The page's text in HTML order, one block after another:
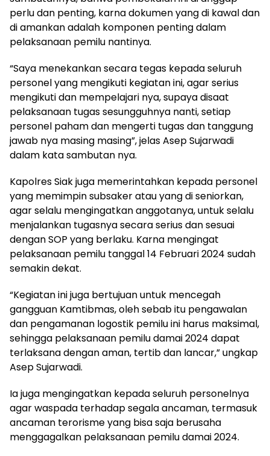
perlu dan penting, karna dokumen yang di kawal dan
di amankan adalah komponen penting dalam
pelaksanaan pemilu nantinya.
“Saya menekankan secara tegas kepada seluruh
personel yang mengikuti kegiatan ini, agar serius
mengikuti dan mempelajari nya, supaya disaat
pelaksanaan tugas sesungguhnya nanti, setiap
personel paham dan mengerti tugas dan tanggung
jawab nya masing masing”, jelas Asep Sujarwadi
dalam kata sambutan nya.
Kapolres Siak juga memerintahkan kepada personel
yang memimpin subsaker atau yang di seniorkan,
agar selalu mengingatkan anggotanya, untuk selalu
menjalankan tugasnya secara serius dan sesuai
dengan SOP yang berlaku. Karna mengingat
pelaksanaan pemilu tanggal 14 Februari 2024 sudah
semakin dekat.
“Kegiatan ini juga bertujuan untuk mencegah
gangguan Kamtibmas, oleh sebab itu pengawalan
dan pengamanan logostik pemilu ini harus maksimal,
sehingga pelaksanaan pemilu damai 2024 dapat
terlaksana dengan aman, tertib dan lancar,” ungkap
Asep Sujarwadi.
Ia juga mengingatkan kepada seluruh personelnya
agar waspada terhadap segala ancaman, termasuk
ancaman terorisme yang bisa saja berusaha
menggagalkan pelaksanaan pemilu damai 2024.